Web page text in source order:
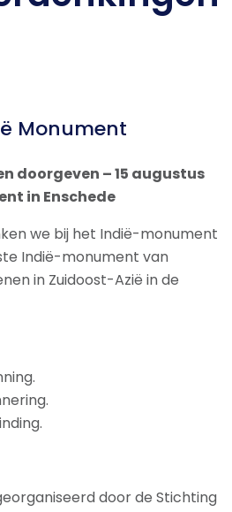
Monument
doorgeven – 15 augustus
in Enschede
we bij het Indië-monument
Indië-monument van
in Zuidoost-Azië in de
door de Stichting